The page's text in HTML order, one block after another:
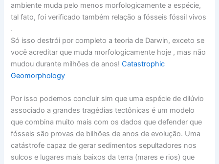
ambiente muda pelo menos morfologicamente a espécie,
tal fato, foi verificado também relação a fósseis fóssil vivos
.
Só isso destrói por completo a teoria de Darwin, exceto se
você acreditar que muda morfologicamente hoje , mas não
mudou durante milhões de anos!Catastrophic
Geomorphology
Por isso podemos concluir sim que uma espécie de dilúvio
associado a grandes tragédias tectônicas é um modelo
que combina muito mais com os dados que defender que
fósseis são provas de bilhões de anos de evolução. Uma
catástrofe capaz de gerar sedimentos sepultadores nos
sulcos e lugares mais baixos da terra (mares e rios) que